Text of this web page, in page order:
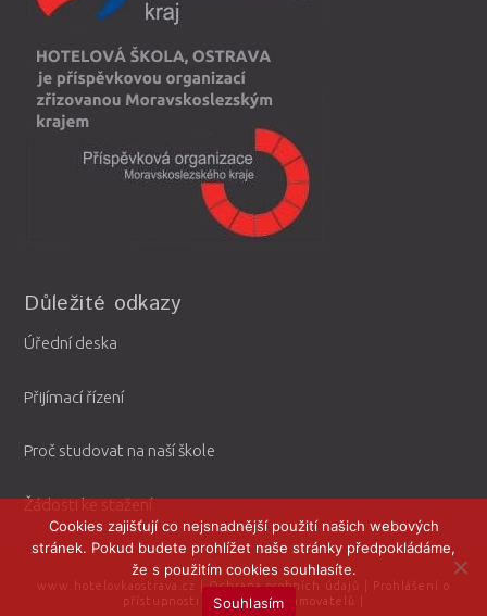
Důležité odkazy
Úřední deska
Přijímací řízení
Proč studovat na naší škole
Žádosti ke stažení
www.hotelovkaostrava.cz |Ochrana osobních údajů
Prohlášení o
přístupnosti
Ochrana oznamovatelů
Cookies zajišťují co nejsnadnější použití našich webových
stránek. Pokud budete prohlížet naše stránky předpokládáme,
že s použitím cookies souhlasíte.
Souhlasím